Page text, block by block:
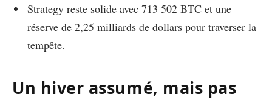
Strategy reste solide avec 713 502 BTC et une
réserve de 2,25 milliards de dollars pour traverser la
tempête.
Un hiver assumé, mais pas